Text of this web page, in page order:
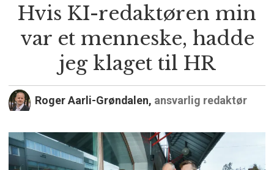
Hvis KI-redaktøren min
var et menneske, hadde
jeg klaget til HR
Roger Aarli-Grøndalen, ansvarlig redaktør